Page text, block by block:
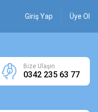
Giriş Yap Üye Ol
Bize Ulaşın
0342 235 63 77